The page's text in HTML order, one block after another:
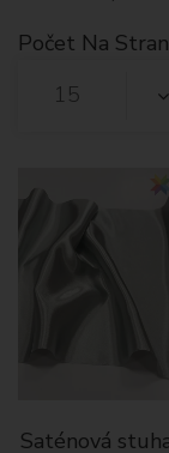
Počet Na
15
Saténová